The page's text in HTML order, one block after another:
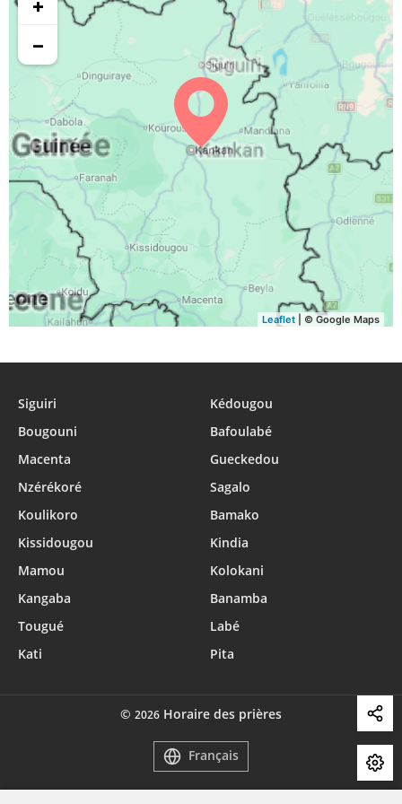
+
−
Leaflet | © Google Maps
Siguiri
Kédougou
Bougouni
Bafoulabé
Macenta
Gueckedou
Nzérékoré
Sagalo
Koulikoro
Bamako
Kissidougou
Kindia
Mamou
Kolokani
Kangaba
Banamba
Tougué
Labé
Kati
Pita
© 2026 Horaire des prières
Français